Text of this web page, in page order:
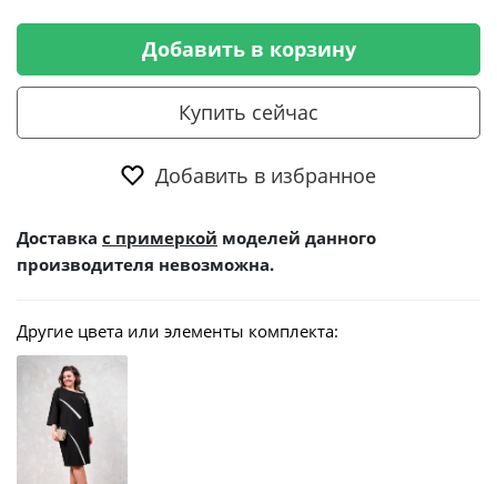
Добавить в корзину
Купить сейчас
Добавить в избранное
Доставка с примеркой моделей данного
производителя невозможна.
Другие цвета или элементы комплекта: